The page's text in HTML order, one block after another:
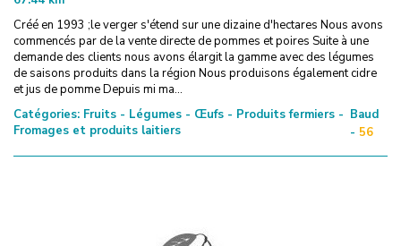
Créé en 1993 ;le verger s'étend sur une dizaine d'hectares Nous avons
commencés par de la vente directe de pommes et poires Suite à une
demande des clients nous avons élargit la gamme avec des légumes
de saisons produits dans la région Nous produisons également cidre
et jus de pomme Depuis mi ma...
Catégories: Fruits - Légumes - Œufs - Produits fermiers -
Fromages et produits laitiers
Baud
- 56